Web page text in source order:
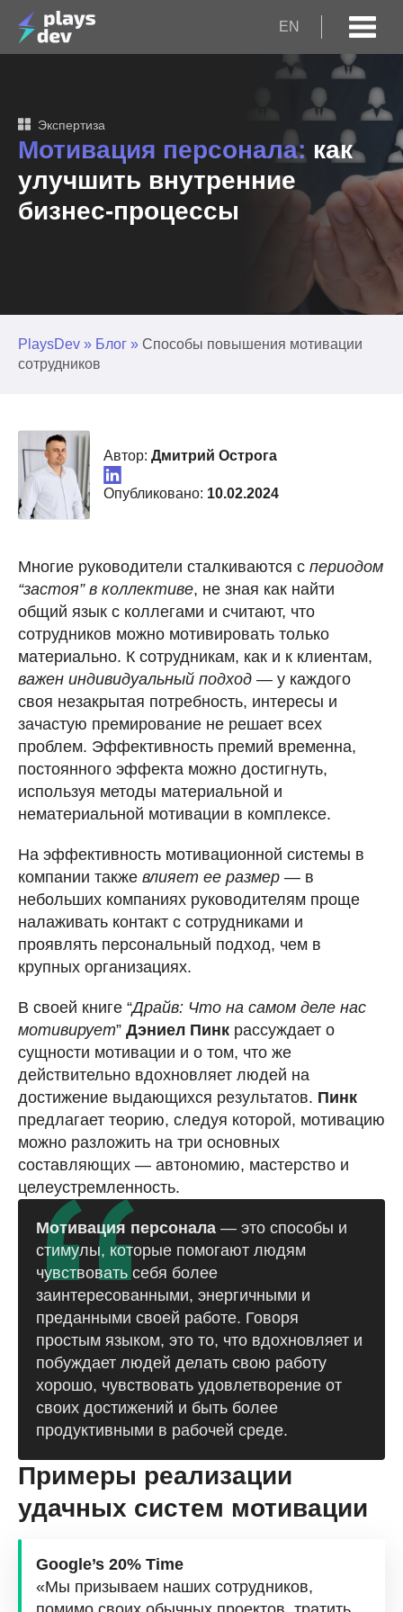
EN
Экспертиза
Мотивация персонала: как
улучшить внутренние
бизнес-процессы
PlaysDev » Блог » Способы повышения мотивации
сотрудников
Автор: Дмитрий Острога
Опубликовано: 10.02.2024
Многие руководители сталкиваются с периодом
“застоя” в коллективе, не зная как найти
общий язык с коллегами и считают, что
сотрудников можно мотивировать только
материально. К сотрудникам, как и к клиентам,
важен индивидуальный подход — у каждого
своя незакрытая потребность, интересы и
зачастую премирование не решает всех
проблем. Эффективность премий временна,
постоянного эффекта можно достигнуть,
используя методы материальной и
нематериальной мотивации в комплексе.
На эффективность мотивационной системы в
компании также влияет ее размер — в
небольших компаниях руководителям проще
налаживать контакт с сотрудниками и
проявлять персональный подход, чем в
крупных организациях.
В своей книге “Драйв: Что на самом деле нас
мотивирует” Дэниел Пинк рассуждает о
сущности мотивации и о том, что же
действительно вдохновляет людей на
достижение выдающихся результатов. Пинк
предлагает теорию, следуя которой, мотивацию
можно разложить на три основных
составляющих — автономию, мастерство и
целеустремленность.
Мотивация персонала — это способы и
стимулы, которые помогают людям
чувствовать себя более
заинтересованными, энергичными и
преданными своей работе. Говоря
простым языком, это то, что вдохновляет и
побуждает людей делать свою работу
хорошо, чувствовать удовлетворение от
своих достижений и быть более
продуктивными в рабочей среде.
Примеры реализации
удачных систем мотивации
Google’s 20% Time
«Мы призываем наших сотрудников,